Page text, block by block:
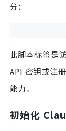
分：
此脚本标签是
API 密钥或注
能力。
初始化